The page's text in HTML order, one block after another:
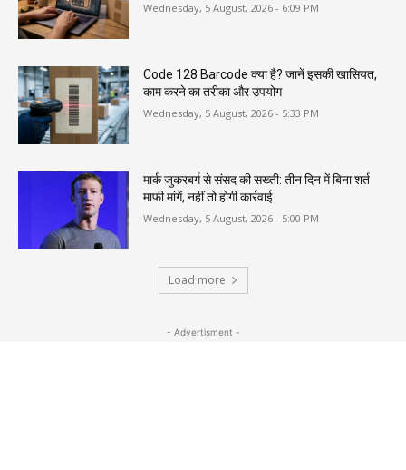
Wednesday, 5 August, 2026 - 6:09 PM
Code 128 Barcode क्या है? जानें इसकी खासियत,
काम करने का तरीका और उपयोग
Wednesday, 5 August, 2026 - 5:33 PM
मार्क जुकरबर्ग से संसद की सख्ती: तीन दिन में बिना शर्त
माफी मांगें, नहीं तो होगी कार्रवाई
Wednesday, 5 August, 2026 - 5:00 PM
Load more
- Advertisment -